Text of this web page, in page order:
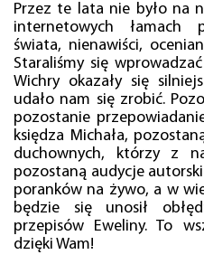
Przez te lata nie było na
internetowych łamach
świata, nienawiści,
Staraliśmy się
Wichry okazały się
udało nam się zrobić.
pozostanie
księdza Michała,
duchownych, którzy z
pozostaną audycje
poranków na żywo, a w
będzie się unosił
przepisów Eweliny. To
dzięki Wam!